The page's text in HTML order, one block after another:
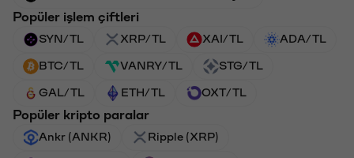
Popüler işlem çiftleri
SYN/TL XRP/TL XAI/TL ADA/TL
BTC/TL VANRY/TL STG/TL
GAL/TL ETH/TL OXT/TL
Popüler kripto paralar
Ankr (ANKR) Ripple (XRP)